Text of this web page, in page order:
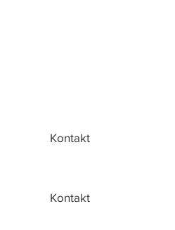
Kontakt
Kontakt